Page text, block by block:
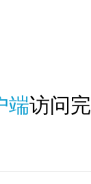
端访问